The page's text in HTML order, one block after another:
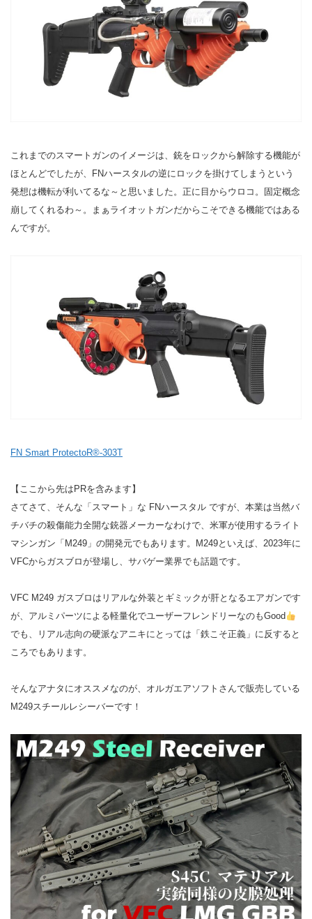
これまでのスマートガンのイメージは、銃をロックから解除する機能が
ほとんどでしたが、FNハースタルの逆にロックを掛けてしまうという
発想は機転が利いてるな～と思いました。正に目からウロコ。固定概念
崩してくれるわ～。まぁライオットガンだからこそできる機能ではある
んですが。
FN Smart ProtectoR®-303T
【ここから先はPRを含みます】
さてさて、そんな「スマート」な FNハースタル ですが、本業は当然バ
チバチの殺傷能力全開な銃器メーカーなわけで、米軍が使用するライト
マシンガン「M249」の開発元でもあります。M249といえば、2023年に
VFCからガスブロが登場し、サバゲー業界でも話題です。
VFC M249 ガスブロはリアルな外装とギミックが肝となるエアガンです
が、アルミパーツによる軽量化でユーザーフレンドリーなのもGood
でも、リアル志向の硬派なアニキにとっては「鉄こそ正義」に反すると
ころでもあります。
そんなアナタにオススメなのが、オルガエアソフトさんで販売している
M249スチールレシーバーです！